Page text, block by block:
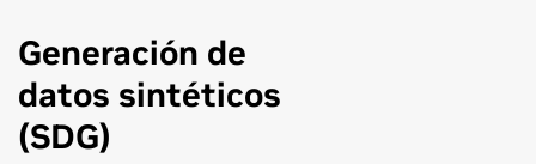
Generación de
datos sintéticos
(SDG)